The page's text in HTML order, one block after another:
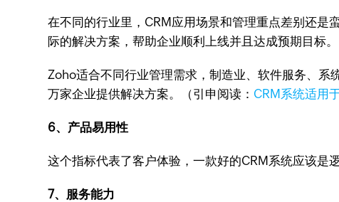
在不同的行业里，CRM应用场景和管理重点差别还是
际的解决方案，帮助企业顺利上线并且达成预期目标。
Zoho适合不同行业管理需求，制造业、软件服务、
万家企业提供解决方案。（引申阅读： CRM系统适用
6、产品易用性
这个指标代表了客户体验，一款好的CRM系统应该是
7、服务能力